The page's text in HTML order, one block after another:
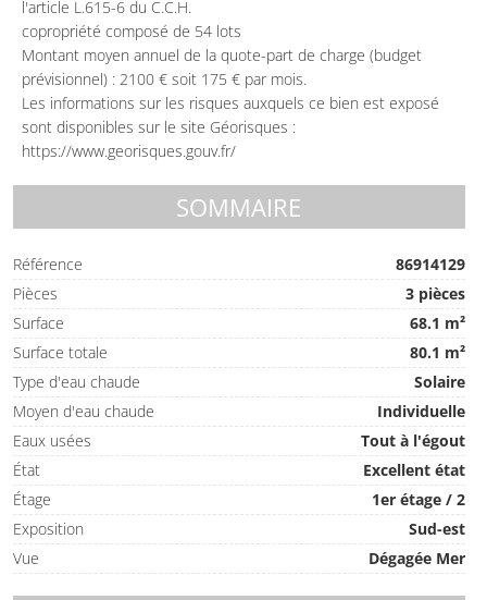
l'article L.615-6 du C.C.H.
copropriété composé de 54 lots
Montant moyen annuel de la quote-part de charge (budget
prévisionnel) : 2100 € soit 175 € par mois.
Les informations sur les risques auxquels ce bien est exposé
sont disponibles sur le site Géorisques :
https://www.georisques.gouv.fr/
SOMMAIRE
Référence
86914129
Pièces
3 pièces
Surface
68.1 m²
Surface totale
80.1 m²
Type d'eau chaude
Solaire
Moyen d'eau chaude
Individuelle
Eaux usées
Tout à l'égout
État
Excellent état
Étage
1er étage / 2
Exposition
Sud-est
Vue
Dégagée Mer